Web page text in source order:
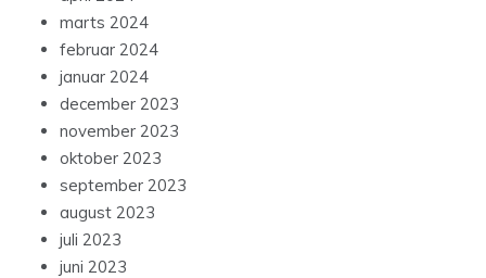
februar 2024
januar 2024
december 2023
november 2023
oktober 2023
september 2023
august 2023
juli 2023
juni 2023
maj 2023